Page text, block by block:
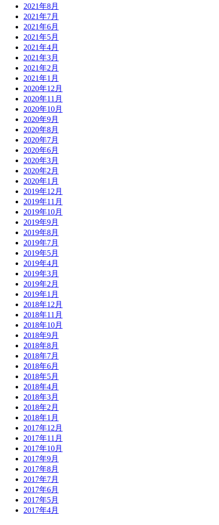
2021年8月
2021年7月
2021年6月
2021年5月
2021年4月
2021年3月
2021年2月
2021年1月
2020年12月
2020年11月
2020年10月
2020年9月
2020年8月
2020年7月
2020年6月
2020年3月
2020年2月
2020年1月
2019年12月
2019年11月
2019年10月
2019年9月
2019年8月
2019年7月
2019年5月
2019年4月
2019年3月
2019年2月
2019年1月
2018年12月
2018年11月
2018年10月
2018年9月
2018年8月
2018年7月
2018年6月
2018年5月
2018年4月
2018年3月
2018年2月
2018年1月
2017年12月
2017年11月
2017年10月
2017年9月
2017年8月
2017年7月
2017年6月
2017年5月
2017年4月